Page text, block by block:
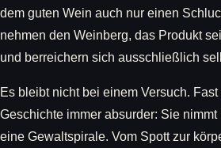
dem guten Wein auch nur einen
nehmen den Weinberg, das Produkt
und berreichern sich ausschließlich
Es bleibt nicht bei einem Versuch.
Geschichte immer absurder: Sie
eine Gewaltspirale. Vom Spott zur